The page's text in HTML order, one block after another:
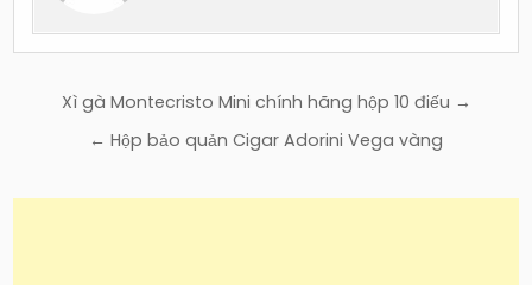
Điều
hướng
viết
Xì gà Montecristo Mini chính hãng hộp 10 điếu →
← Hộp bảo quản Cigar Adorini Vega vàng